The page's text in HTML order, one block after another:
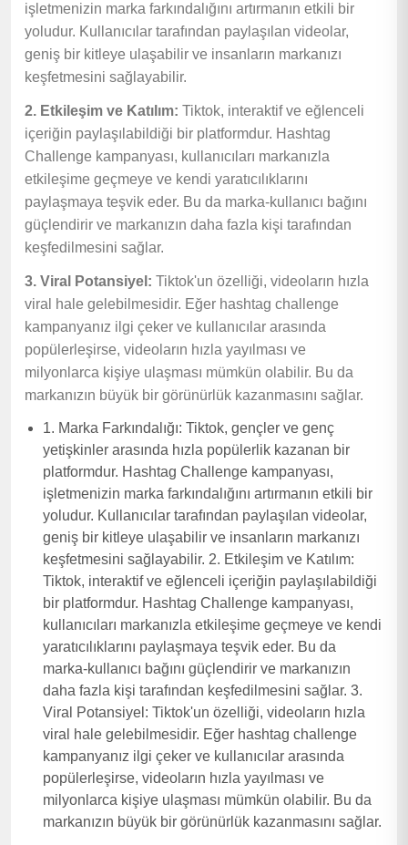
işletmenizin marka farkındalığını artırmanın etkili bir
yoludur. Kullanıcılar tarafından paylaşılan videolar,
geniş bir kitleye ulaşabilir ve insanların markanızı
keşfetmesini sağlayabilir.
2. Etkileşim ve Katılım: Tiktok, interaktif ve eğlenceli
içeriğin paylaşılabildiği bir platformdur. Hashtag
Challenge kampanyası, kullanıcıları markanızla
etkileşime geçmeye ve kendi yaratıcılıklarını
paylaşmaya teşvik eder. Bu da marka-kullanıcı bağını
güçlendirir ve markanızın daha fazla kişi tarafından
keşfedilmesini sağlar.
3. Viral Potansiyel: Tiktok'un özelliği, videoların hızla
viral hale gelebilmesidir. Eğer hashtag challenge
kampanyanız ilgi çeker ve kullanıcılar arasında
popülerleşirse, videoların hızla yayılması ve
milyonlarca kişiye ulaşması mümkün olabilir. Bu da
markanızın büyük bir görünürlük kazanmasını sağlar.
1. Marka Farkındalığı: Tiktok, gençler ve genç
yetişkinler arasında hızla popülerlik kazanan bir
platformdur. Hashtag Challenge kampanyası,
işletmenizin marka farkındalığını artırmanın etkili bir
yoludur. Kullanıcılar tarafından paylaşılan videolar,
geniş bir kitleye ulaşabilir ve insanların markanızı
keşfetmesini sağlayabilir. 2. Etkileşim ve Katılım:
Tiktok, interaktif ve eğlenceli içeriğin paylaşılabildiği
bir platformdur. Hashtag Challenge kampanyası,
kullanıcıları markanızla etkileşime geçmeye ve kendi
yaratıcılıklarını paylaşmaya teşvik eder. Bu da
marka-kullanıcı bağını güçlendirir ve markanızın
daha fazla kişi tarafından keşfedilmesini sağlar. 3.
Viral Potansiyel: Tiktok'un özelliği, videoların hızla
viral hale gelebilmesidir. Eğer hashtag challenge
kampanyanız ilgi çeker ve kullanıcılar arasında
popülerleşirse, videoların hızla yayılması ve
milyonlarca kişiye ulaşması mümkün olabilir. Bu da
markanızın büyük bir görünürlük kazanmasını sağlar.